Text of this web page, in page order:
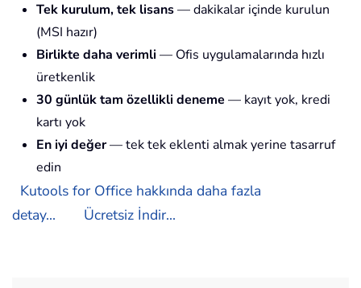
Tek kurulum, tek lisans— dakikalar içinde kurulun
(MSI hazır)
Birlikte daha verimli — Ofis uygulamalarında hızlı
üretkenlik
30 günlük tam özellikli deneme — kayıt yok, kredi
kartı yok
En iyi değer— tek tek eklenti almak yerine tasarruf
edin
Kutools for Office hakkında daha fazla
detay...
Ücretsiz İndir...